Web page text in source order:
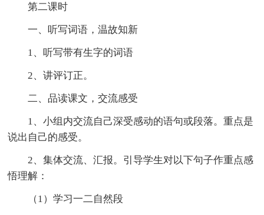
第二课时
一、听写词语，温故知新
1、听写带有生字的词语
2、讲评订正。
二、品读课文，交流感受
1、小组内交流自己深受感动的语句或段落。重点是
说出自己的感受。
2、集体交流、汇报。引导学生对以下句子作重点感
悟理解：
（1）学习一二自然段